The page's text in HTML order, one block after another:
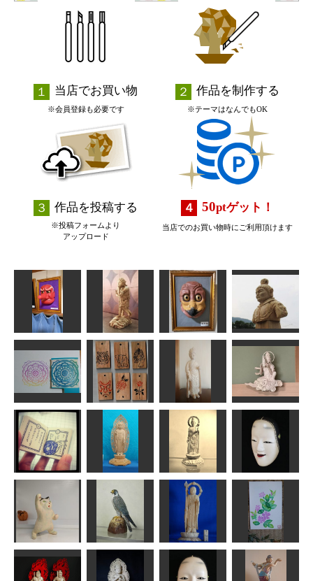
当店でお買い物
※会員登録も必要です
作品を制作する
※テーマはなんでもOK
作品を投稿する
※投稿フォームより
アップロード
50ptゲット！
当店でのお買い物時にご利用頂けます
猿田面
武宝
制多迦童子
ハク
烏鳥
内藤武宝
天部
sigesama
マンダラ
柊
ストラップ
各種
fuku
観音像
アラン
雲中供養菩薩
像南21号
みっちゃん
総版画豆本
「デンデンム
シノカナシ
ミ」
サジ
阿弥陀如来立
像
ta-chann
聖観音菩薩立
像
春彫
孫次郎
msuganuma